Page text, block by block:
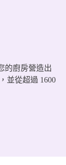
的廚房營造出
並從超過 1600